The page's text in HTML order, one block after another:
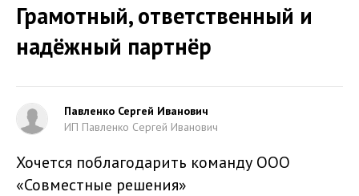
Грамотный, ответственный и
надёжный партнёр
Павленко Сергей Иванович
ИП Павленко Сергей Иванович
Хочется поблагодарить команду ООО
«Совместные решения»